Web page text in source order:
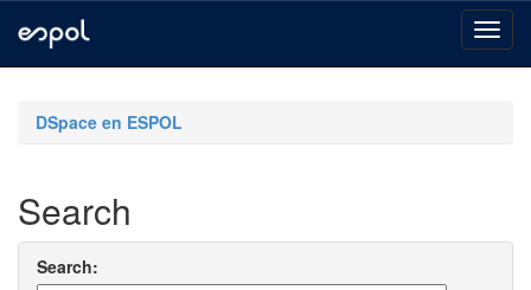
navigationDSpace en ESPOL
Search
Search: